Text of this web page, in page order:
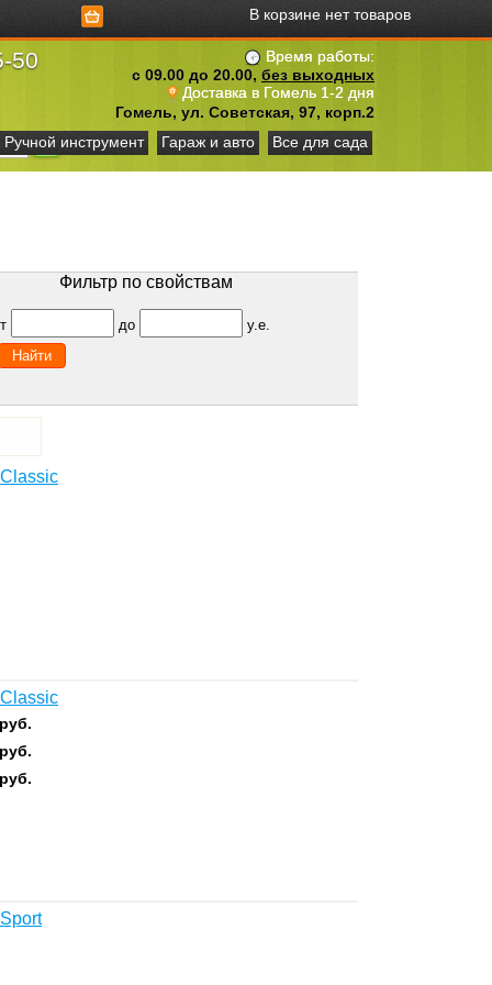
В корзине нет товаров
Время работы:
с 09.00 до 20.00, без выходных
Доставка в Гомель 1-2 дня
Гомель, ул. Советская, 97, корп.2
50
Ручной инструмент Гараж и авто Все для сада
Фильтр по свойствам
до у.е.
руб.
руб.
руб.